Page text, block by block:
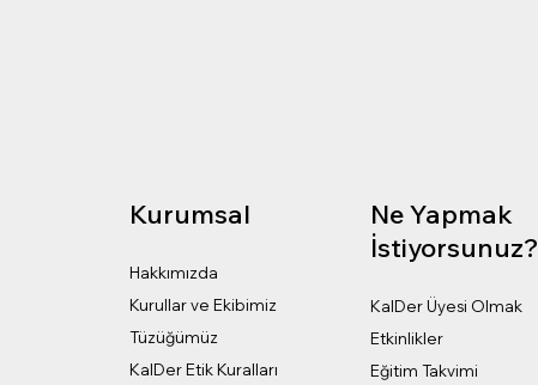
Kurumsal
Hakkımızda
Kurullar ve Ekibimiz
Tüzüğümüz
KalDer Etik Kuralları
Ne Yapmak
İstiyorsunuz?
KalDer Üyesi Olmak
Etkinlikler
Eğitim Takvimi